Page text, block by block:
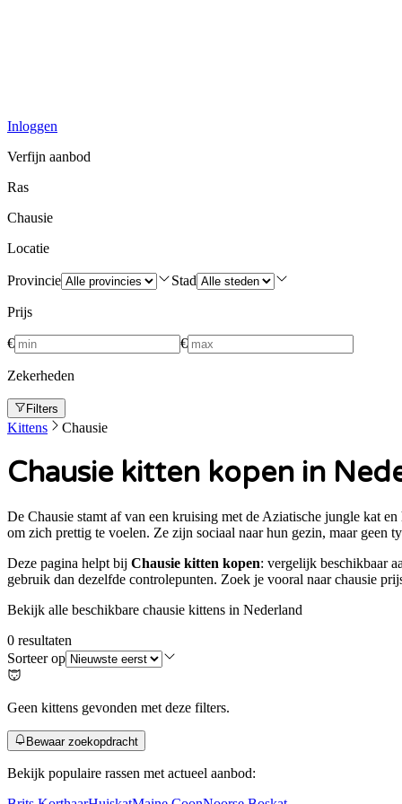
Inloggen
Verfijn aanbod
Ras
Chausie
Locatie
Provincie Stad
Prijs
€ €
Zekerheden
Filters
Kittens Chausie
Chausie kitten kopen in
De Chausie stamt af van een kruising met de Aziatische jungle kat
om zich prettig te voelen. Ze zijn sociaal naar hun gezin, maar geen
Deze pagina helpt bij Chausie kitten kopen: vergelijk beschikbaar
gebruik dan dezelfde controlepunten. Zoek je vooral naar chausie
Bekijk alle beschikbare chausie kittens in Nederland
0 resultaten
Sorteer op
Geen kittens gevonden met deze filters.
Bewaar zoekopdracht
Bekijk populaire rassen met actueel aanbod: